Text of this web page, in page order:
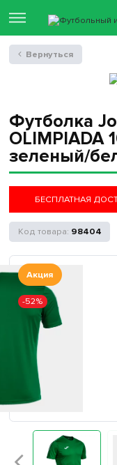
Футболка
OLIMPIADA
зеленый/
БЕСПЛАТНАЯ
98404
Акция
-52%
Вернуться